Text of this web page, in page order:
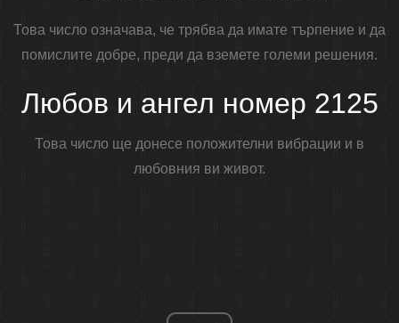
Това число означава, че трябва да имате търпение и да
помислите добре, преди да вземете големи решения.
Любов и ангел номер 2125
Това число ще донесе положителни вибрации и в
любовния ви живот.